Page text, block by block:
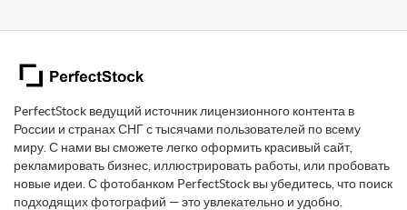
PerfectStock ведущий источник лицензионного контента в
России и странах СНГ с тысячами пользователей по всему
миру. С нами вы сможете легко оформить красивый сайт,
рекламировать бизнес, иллюстрировать работы, или пробовать
новые идеи. С фотобанком PerfectStock вы убедитесь, что поиск
подходящих фотографий — это увлекательно и удобно.